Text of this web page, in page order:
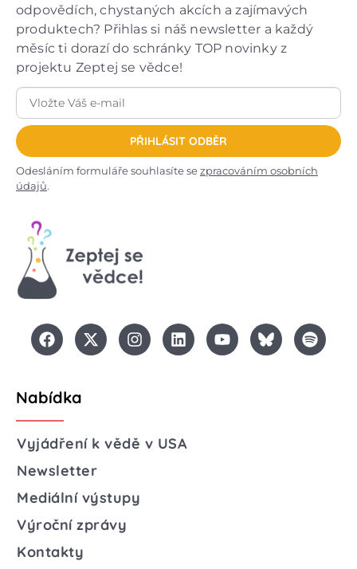
odpovědích, chystaných akcích a zajímavých
produktech? Přihlas si náš newsletter a každý
měsíc ti dorazí do schránky TOP novinky z
projektu Zeptej se vědce!
PŘIHLÁSIT ODBĚR
Odesláním formuláře souhlasíte sezpracováním osobních
údajů.
Nabídka
Vyjádření k vědě v USA
Newsletter
Mediální výstupy
Výroční zprávy
Kontakty